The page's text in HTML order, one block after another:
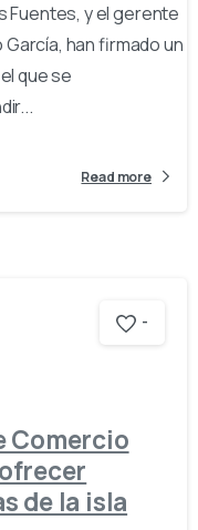
Fuentes, y el gerente
García, han firmado un
que se
Read more
-
Comercio
de la isla